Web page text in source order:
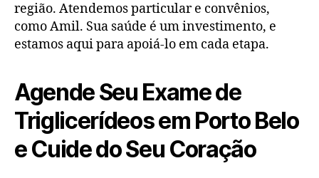
região. Atendemos particular e convênios,
como Amil. Sua saúde é um investimento, e
estamos aqui para apoiá-lo em cada etapa.
Agende Seu Exame de
Triglicerídeos em Porto Belo
e Cuide do Seu Coração